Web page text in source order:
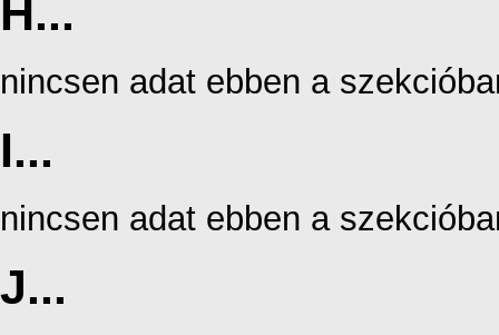
H...
nincsen adat ebben a
I...
nincsen adat ebben a
J...